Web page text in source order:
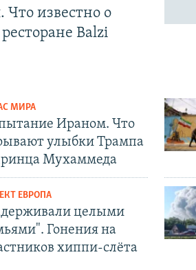
Что известно о
Balzi
МИРА
Ираном. Что
улыбки Трампа
Мухаммеда
ЕВРОПА
целыми
Гонения на
хиппи-слёта